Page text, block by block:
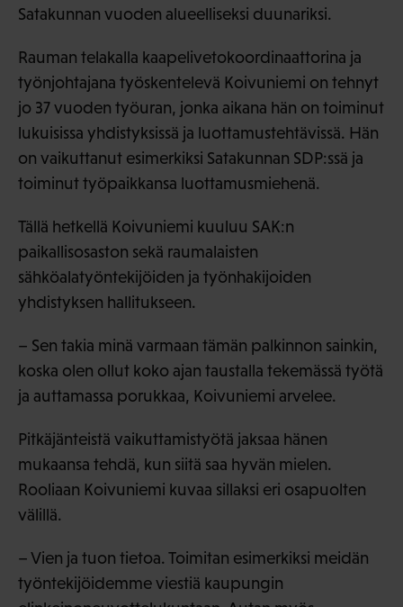
Satakunnan vuoden alueelliseksi duunariksi.
Rauman telakalla kaapelivetokoordinaattorina ja
työnjohtajana työskentelevä Koivuniemi on tehnyt
jo 37 vuoden työuran, jonka aikana hän on toiminut
lukuisissa yhdistyksissä ja luottamustehtävissä. Hän
on vaikuttanut esimerkiksi Satakunnan SDP:ssä ja
toiminut työpaikkansa luottamusmiehenä.
Tällä hetkellä Koivuniemi kuuluu SAK:n
paikallisosaston sekä raumalaisten
sähköalatyöntekijöiden ja työnhakijoiden
yhdistyksen hallitukseen.
– Sen takia minä varmaan tämän palkinnon sainkin,
koska olen ollut koko ajan taustalla tekemässä työtä
ja auttamassa porukkaa, Koivuniemi arvelee.
Pitkäjänteistä vaikuttamistyötä jaksaa hänen
mukaansa tehdä, kun siitä saa hyvän mielen.
Rooliaan Koivuniemi kuvaa sillaksi eri osapuolten
välillä.
– Vien ja tuon tietoa. Toimitan esimerkiksi meidän
työntekijöidemme viestiä kaupungin